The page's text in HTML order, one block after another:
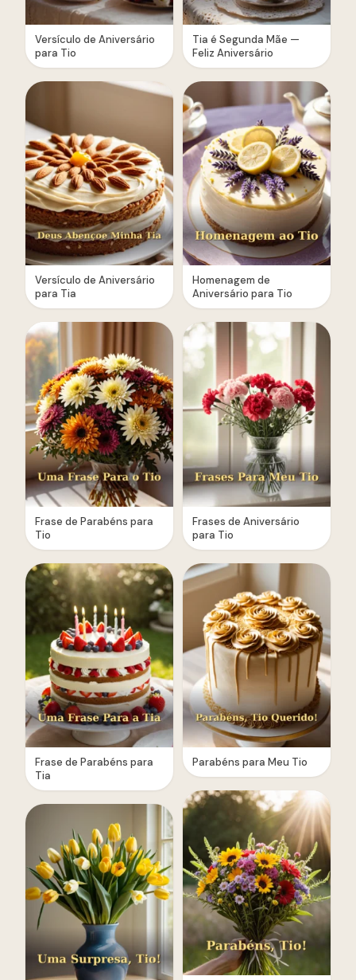
Versículo de Aniversário
para Tio
Versículo de Aniversário
para Tia
Frase de Parabéns para
Tio
Frase de Parabéns para
Tia
Tia é Segunda Mãe —
Feliz Aniversário
Homenagem de
Aniversário para Tio
Frases de Aniversário
para Tio
Parabéns para Meu Tio